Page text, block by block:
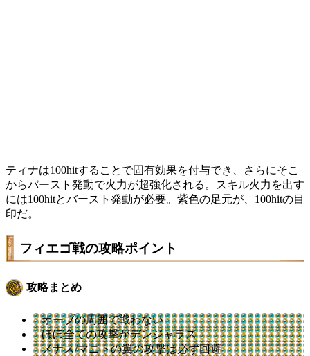
ティナは100hitすることで固有効果を付与でき、さらにそこ
からバースト発動で火力が超強化される。スキル火力を出す
には100hitとバースト発動が必要。紫色の足元が、100hitの目
印だ。
フィエゴ戦の攻略ポイント
攻略まとめ
オーブの周囲で戦わない
ほぼ全ての攻撃がデンジャラス
メナス/マニトの翼の攻撃は必ず回避